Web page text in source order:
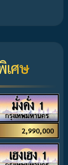
เศษ
มั่งคั่ง 1
2,990,000
เฮงเฮง 1